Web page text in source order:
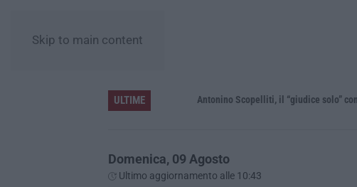
Skip to main content
ULTIME
Domenica, 09 Agosto
Ultimo aggiornamento alle 10:43